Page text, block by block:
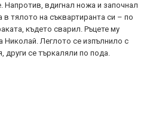
Напротив, вдигнал ножа и започнал
в тялото на съквартиранта си – по
където сварил. Ръцете му
Николай. Леглото се изпълнило с
други се търкаляли по пода.